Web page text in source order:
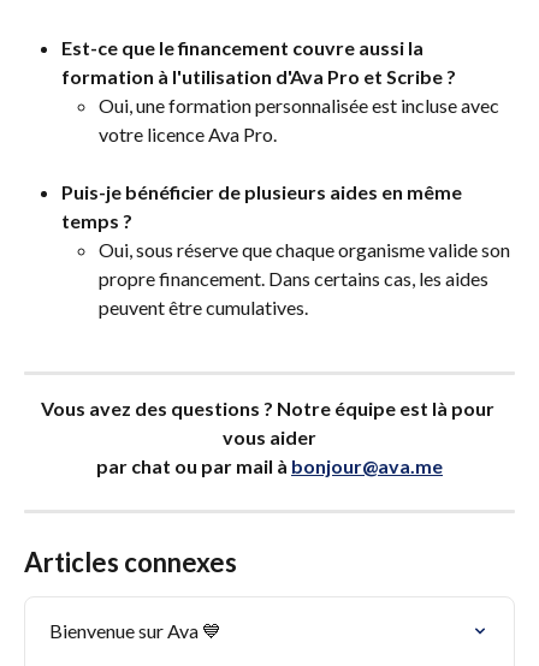
Est-ce que le financement couvre aussi la
formation à l'utilisation d'Ava Pro et Scribe ?
Oui, une formation personnalisée est incluse avec
votre licence Ava Pro.
Puis-je bénéficier de plusieurs aides en même
temps ?
Oui, sous réserve que chaque organisme valide son
propre financement. Dans certains cas, les aides
peuvent être cumulatives.
Vous avez des questions ? Notre équipe est là pour
vous aider
par chat ou par mail à bonjour@ava.me
Articles connexes
Bienvenue sur Ava 💙